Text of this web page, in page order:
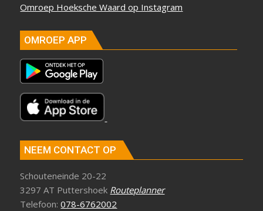
Omroep Hoeksche Waard op Instagram
OMROEP APP
NEEM CONTACT OP
Schouteneinde 20-22
3297 AT Puttershoek Routeplanner
Telefoon:078-6762002